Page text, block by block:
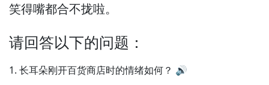
笑得嘴都合不拢啦。
请回答以下的问题：
1. 长耳朵刚开百货商店时的情绪如何？ 🔊